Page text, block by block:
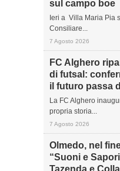
sul campo boe
Ieri a Villa Maria Pia
Consiliare...
7 Agosto 2026
FC Alghero
di futsal:
il futuro passa
La FC Alghero
propria storia...
7 Agosto 2026
Olmedo, nel
“Suoni e
Tazenda e